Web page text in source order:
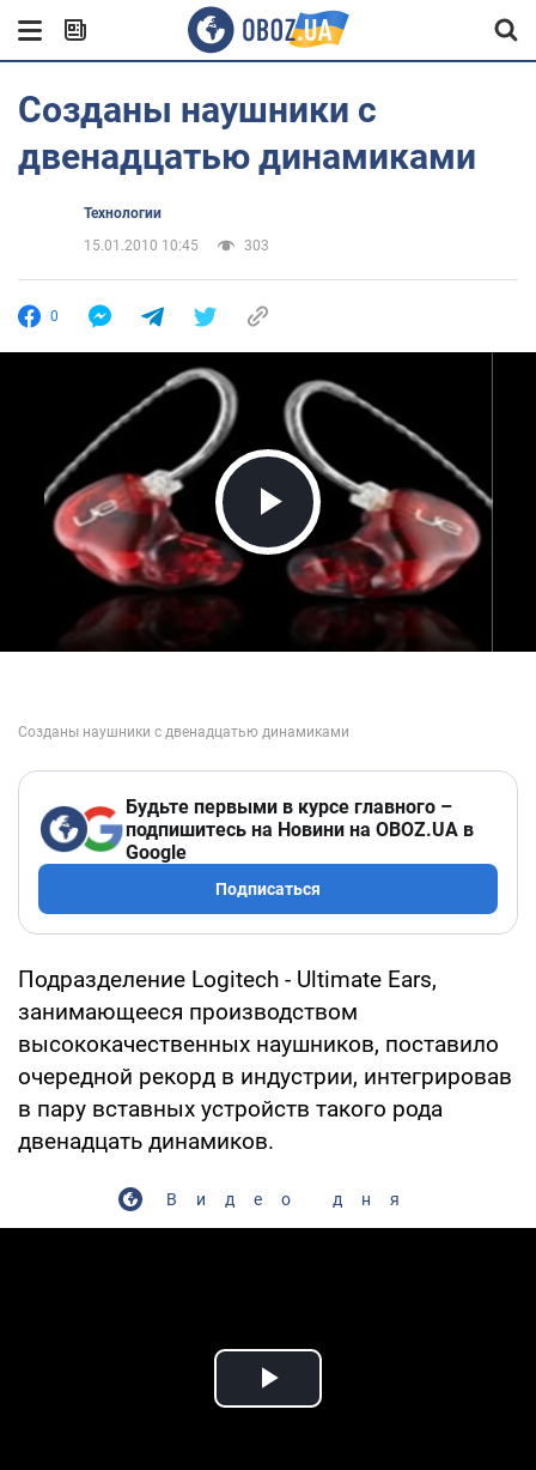
Созданы наушники с
двенадцатью динамиками
Технологии
15.01.2010 10:45
303
0
Play Video
Будьте первыми в курсе главного –
подпишитесь на Новини на OBOZ.UA в
Google
Подписаться
Подразделение Logitech - Ultimate Ears,
занимающееся производством
высококачественных наушников, поставило
очередной рекорд в индустрии, интегрировав
в пару вставных устройств такого рода
двенадцать динамиков.
Видео дня
Play Video